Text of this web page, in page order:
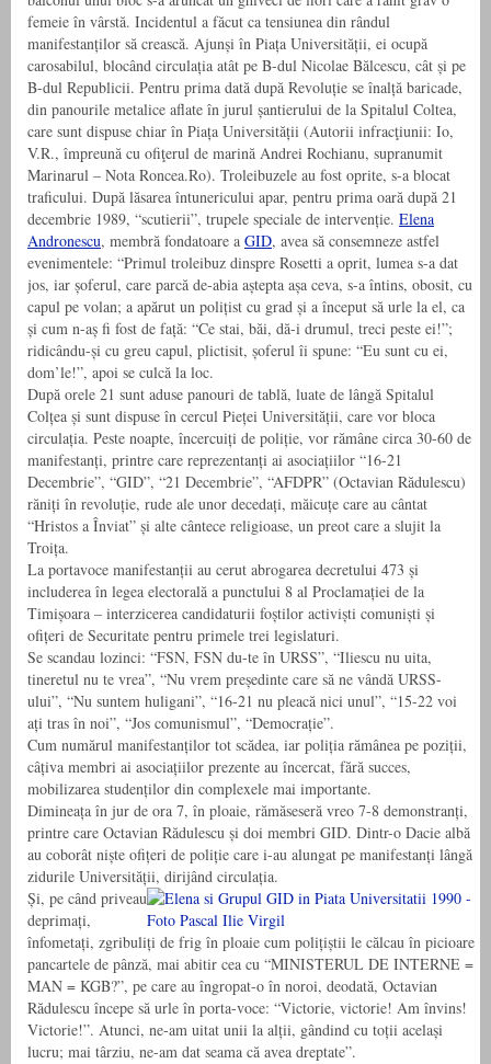
femeie în vârstă. Incidentul a făcut ca tensiunea din rândul
manifestanților să crească. Ajunși în Piața Universității, ei ocupă
carosabilul, blocând circulația atât pe B-dul Nicolae Bălcescu, cât și pe
B-dul Republicii. Pentru prima dată după Revoluție se înalță baricade,
din panourile metalice aflate în jurul șantierului de la Spitalul Coltea,
care sunt dispuse chiar în Piața Universității (Autorii infracţiunii: Io,
V.R., împreună cu ofiţerul de marină Andrei Rochianu, supranumit
Marinarul – Nota Roncea.Ro). Troleibuzele au fost oprite, s-a blocat
traficului. După lăsarea întunericului apar, pentru prima oară după 21
decembrie 1989, “scutierii”, trupele speciale de intervenție. Elena
Andronescu, membră fondatoare a GID, avea să consemneze astfel
evenimentele: “Primul troleibuz dinspre Rosetti a oprit, lumea s-a dat
jos, iar șoferul, care parcă de-abia aștepta așa ceva, s-a întins, obosit, cu
capul pe volan; a apărut un polițist cu grad și a început să urle la el, ca
și cum n-aș fi fost de față: “Ce stai, băi, dă-i drumul, treci peste ei!”;
ridicându-și cu greu capul, plictisit, șoferul îi spune: “Eu sunt cu ei,
dom’le!”, apoi se culcă la loc.
După orele 21 sunt aduse panouri de tablă, luate de lângă Spitalul
Colțea și sunt dispuse în cercul Pieței Universității, care vor bloca
circulația. Peste noapte, încercuiți de poliție, vor rămâne circa 30-60 de
manifestanți, printre care reprezentanți ai asociațiilor “16-21
Decembrie”, “GID”, “21 Decembrie”, “AFDPR” (Octavian Rădulescu)
răniți în revoluție, rude ale unor decedați, măicuțe care au cântat
“Hristos a Înviat” și alte cântece religioase, un preot care a slujit la
Troița.
La portavoce manifestanții au cerut abrogarea decretului 473 și
includerea în legea electorală a punctului 8 al Proclamației de la
Timișoara – interzicerea candidaturii foștilor activiști comuniști și
ofițeri de Securitate pentru primele trei legislaturi.
Se scandau lozinci: “FSN, FSN du-te în URSS”, “Iliescu nu uita,
tineretul nu te vrea”, “Nu vrem președinte care să ne vândă URSS-
ului”, “Nu suntem huligani”, “16-21 nu pleacă nici unul”, “15-22 voi
ați tras în noi”, “Jos comunismul”, “Democrație”.
Cum numărul manifestanților tot scădea, iar poliția rămânea pe poziții,
câțiva membri ai asociațiilor prezente au încercat, fără succes,
mobilizarea studenților din complexele mai importante.
Dimineața în jur de ora 7, în ploaie, rămăseseră vreo 7-8 demonstranți,
printre care Octavian Rădulescu și doi membri GID. Dintr-o Dacie albă
au coborât niște ofițeri de poliție care i-au alungat pe manifestanți lângă
zidurile Universității, dirijând circulația.
Și, pe când priveau
deprimați,
înfometați, zgribuliți de frig în ploaie cum polițiștii le călcau în picioare
pancartele de pânză, mai abitir cea cu “MINISTERUL DE INTERNE =
MAN = KGB?”, pe care au îngropat-o în noroi, deodată, Octavian
Rădulescu începe să urle în porta-voce: “Victorie, victorie! Am învins!
Victorie!”. Atunci, ne-am uitat unii la alții, gândind cu toții același
lucru; mai târziu, ne-am dat seama că avea dreptate”.